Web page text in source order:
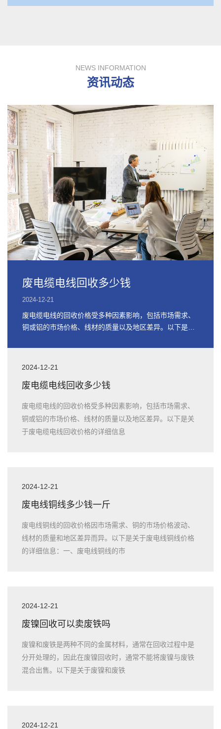
NEWS INFORMATION
资讯动态
废电缆电线回收多少钱
2024-12-21
废电缆电线的回收价格受多种因素影响，包括市场需求、
铜或铝的市场价格、线材的质量以及地区差异。以下是关
2024-12-21
废电缆电线回收多少钱
废电缆电线的回收价格受多种因素影响，包括市场需求、
铜或铝的市场价格、线材的质量以及地区差异。以下是关
于废电缆电线回收价格的详细信息
2024-12-21
废电线铜线多少钱一斤
废电线铜线的回收价格因市场需求、铜的市场价格波动、
线材的质量和地区差异而异。以下是关于废电线铜线价格
的详细信息：一、废电线铜线的市
2024-12-21
废镍回收可以卖废铁吗
废镍和废铁是两种不同的金属材料，通常在回收过程中是
分开处理的，因此在废镍回收时，通常不能将废镍与废铁
混合出售。以下是关于废镍和废铁
2024-12-21